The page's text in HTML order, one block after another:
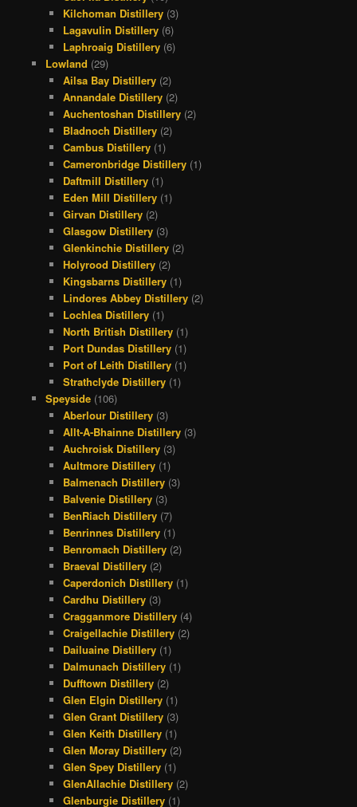
Kilchoman Distillery (3)
Lagavulin Distillery (6)
Laphroaig Distillery (6)
Lowland (29)
Ailsa Bay Distillery (2)
Annandale Distillery (2)
Auchentoshan Distillery (2)
Bladnoch Distillery (2)
Cambus Distillery (1)
Cameronbridge Distillery (1)
Daftmill Distillery (1)
Eden Mill Distillery (1)
Girvan Distillery (2)
Glasgow Distillery (3)
Glenkinchie Distillery (2)
Holyrood Distillery (2)
Kingsbarns Distillery (1)
Lindores Abbey Distillery (2)
Lochlea Distillery (1)
North British Distillery (1)
Port Dundas Distillery (1)
Port of Leith Distillery (1)
Strathclyde Distillery (1)
Speyside(106)
Aberlour Distillery (3)
Allt-A-Bhainne Distillery (3)
Auchroisk Distillery (3)
Aultmore Distillery (1)
Balmenach Distillery (3)
Balvenie Distillery (3)
BenRiach Distillery (7)
Benrinnes Distillery (1)
Benromach Distillery (2)
Braeval Distillery (2)
Caperdonich Distillery (1)
Cardhu Distillery (3)
Cragganmore Distillery (4)
Craigellachie Distillery (2)
Dailuaine Distillery (1)
Dalmunach Distillery (1)
Dufftown Distillery (2)
Glen Elgin Distillery (1)
Glen Grant Distillery (3)
Glen Keith Distillery (1)
Glen Moray Distillery (2)
Glen Spey Distillery (1)
GlenAllachie Distillery (2)
Glenburgie Distillery (1)